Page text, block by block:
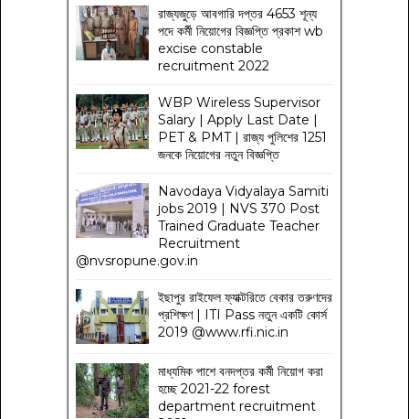
রাজ্যজুড়ে আবগারি দপ্তর 4653 শূন্য
পদে কর্মী নিয়োগের বিজ্ঞপ্তি প্রকাশ wb
excise constable
recruitment 2022
WBP Wireless Supervisor
Salary | Apply Last Date |
PET & PMT | রাজ্য পুলিশের 1251
জনকে নিয়োগের নতুন বিজ্ঞপ্তি
Navodaya Vidyalaya Samiti
jobs 2019 | NVS 370 Post
Trained Graduate Teacher
Recruitment
@nvsropune.gov.in
ইছাপুর রাইফেল ফ্যাক্টরিতে বেকার তরুণদের
প্রশিক্ষণ | ITI Pass নতুন একটি কোর্স
2019 @www.rfi.nic.in
মাধ্যমিক পাশে বনদপ্তর কর্মী নিয়োগ করা
হচ্ছে 2021-22 forest
department recruitment